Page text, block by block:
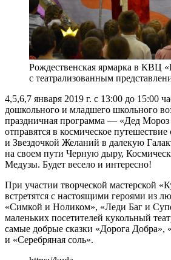
Рождественская ярмарка в КВЦ
с театрализованным
4,5,6,7 января 2019 г. с 13:00 до 15:00
дошкольного и младшего школьного
праздничная программа — «Дед Мороз
отправятся в космическое
и Звездочкой Желаний в далекую
на своем пути Черную дыру,
Медузы. Будет весело и интересно!
При участии творческой мастерской
встретятся с настоящими героями из
«Симкой и Ноликом», «Леди Баг и
маленьких посетителей кукольный
самые добрые сказки «Дорога Добра»,
и «Серебряная соль».